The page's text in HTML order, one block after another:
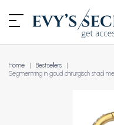
Home
Bestsellers
Segmentring in goud chirurgisch staal